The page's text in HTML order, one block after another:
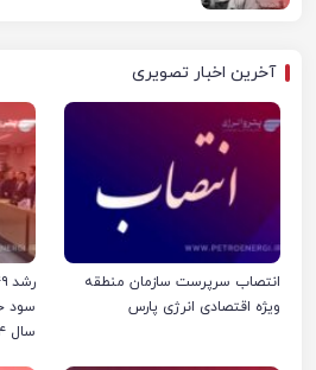
آخرین اخبار تصویری
انتصاب سرپرست سازمان منطقه
ویژه اقتصادی انرژی پارس
سود